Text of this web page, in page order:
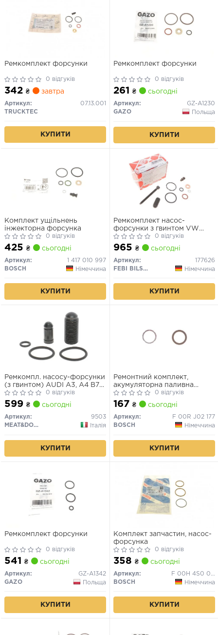
Ремкомплект форсунки
0 відгуків
342 ₴ завтра
Артикул:
07.13.001
TRUCKTEC
КУПИТИ
Ремкомплект форсунки
0 відгуків
261 ₴ сьогодні
Артикул:
GZ-A1230
GAZO
Польща
КУПИТИ
Комплект ущільнень
інжекторна форсунка
0 відгуків
425 ₴ сьогодні
Артикул:
1 417 010 997
BOSCH
Німеччина
КУПИТИ
Ремкомплект насос-
форсунки з гвинтом VW
\'\'1.9-5.0TDI \'\'00-10
0 відгуків
965 ₴ сьогодні
Артикул:
177626
FEBI BILSTEIN
Німеччина
КУПИТИ
Ремкомпл. насосу-форсунки
(з гвинтом) AUDI A3, A4 B7
SEAT LEON SKODA OCTAVIA
II VW GOLF SPORTSVAN VII,
GOLF V, GOLF VI, GOLF VII,
JETTA III, JETTA IV, PASSAT
B6, TOURAN 2.0D 10.03-
0 відгуків
599 ₴ сьогодні
Артикул:
9503
MEAT&DORIA
Італія
КУПИТИ
Ремонтний комплект,
акумуляторна паливна
система
0 відгуків
167 ₴ сьогодні
Артикул:
F 00R J02 177
BOSCH
Німеччина
КУПИТИ
Ремкомплект форсунки
0 відгуків
541 ₴ сьогодні
Артикул:
GZ-A1342
GAZO
Польща
КУПИТИ
Комплект запчастин, насос-
форсунка
0 відгуків
358 ₴ сьогодні
Артикул:
F 00H 4S0 001
BOSCH
Німеччина
КУПИТИ